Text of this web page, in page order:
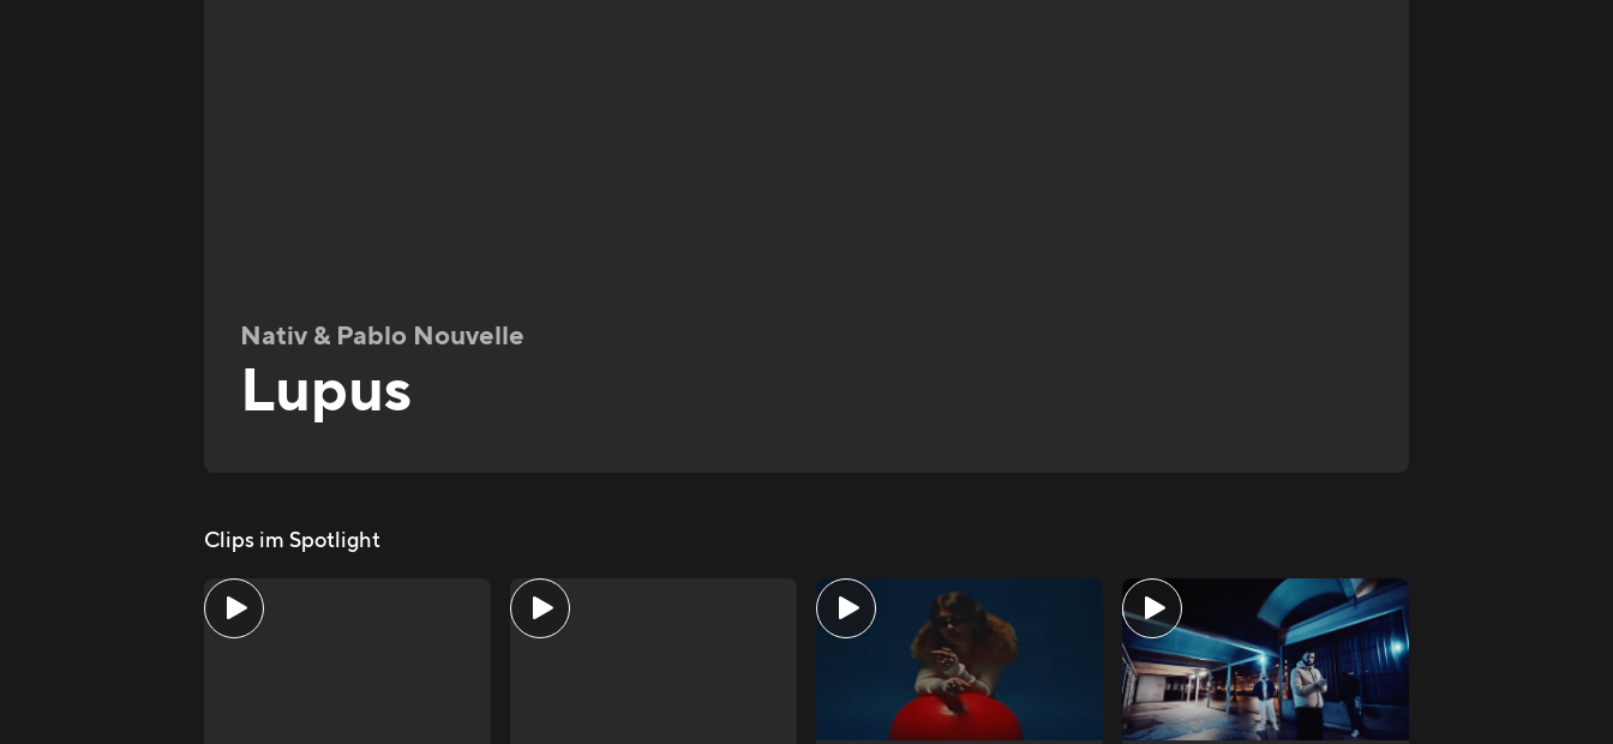
Nativ & Pablo Nouvelle
Lupus
Clips im Spotlight